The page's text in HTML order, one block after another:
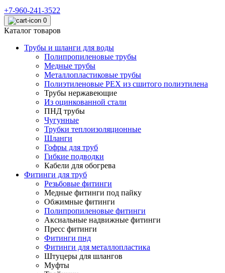
+7-960-241-3522
0
Каталог товаров
Трубы и шланги для воды
Полипропиленовые трубы
Медные трубы
Металлопластиковые трубы
Полиэтиленовые PEX из сшитого полиэтилена
Трубы нержавеющие
Из оцинкованной стали
ПНД трубы
Чугунные
Трубки теплоизоляционные
Шланги
Гофры для труб
Гибкие подводки
Кабели для обогрева
Фитинги для труб
Резьбовые фитинги
Медные фитинги под пайку
Обжимные фитинги
Полипропиленовые фитинги
Аксиальные надвижные фитинги
Пресс фитинги
Фитинги пнд
Фитинги для металлопластика
Штуцеры для шлангов
Муфты